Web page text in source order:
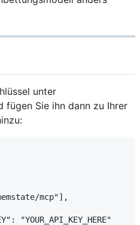
unter
fügen Sie ihn dann zu Ihrer
mcp"],
"YOUR_API_KEY_HERE"